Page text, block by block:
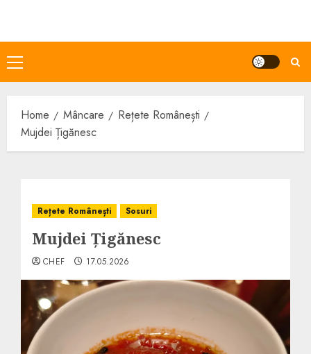
content
Primary
Menu
Home Mâncare
Rețete Românești
Mujdei Țigănesc
Rețete Românești Sosuri
Mujdei Țigănesc
CHEF 17.05.2026